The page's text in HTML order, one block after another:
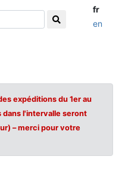
fr
en
expéditions du 1er au
dans l'intervalle seront
– merci pour votre